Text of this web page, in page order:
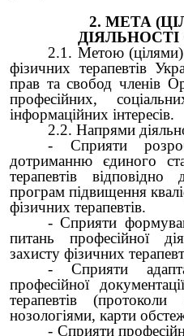
2. МЕТА
ДІЯЛЬНОСТІ
2.1. Метою (цілями)
фізичних терапевтів
прав та свобод членів
професійних,
інформаційних інтересів.
2.2. Напрями
- Сприяти
дотриманню єдиного
терапевтів
програм підвищення
фізичних терапевтів.
- Сприяти
питань професійної
захисту фізичних
- Сприяти
професійної
терапевтів
нозологіями, карти
- Сприяти